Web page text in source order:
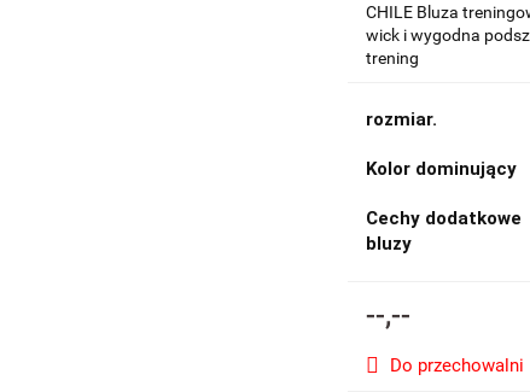
CHILE Bluza
wick i wygodna
trening
rozmiar.
Kolor dominujący
Cechy dodatkowe
bluzy
--,--
Do przechowalni